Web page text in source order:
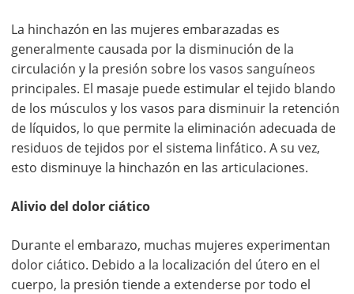
La hinchazón en las mujeres embarazadas es
generalmente causada por la disminución de la
circulación y la presión sobre los vasos sanguíneos
principales. El masaje puede estimular el tejido blando
de los músculos y los vasos para disminuir la retención
de líquidos, lo que permite la eliminación adecuada de
residuos de tejidos por el sistema linfático. A su vez,
esto disminuye la hinchazón en las articulaciones.
Alivio del dolor ciático
Durante el embarazo, muchas mujeres experimentan
dolor ciático. Debido a la localización del útero en el
cuerpo, la presión tiende a extenderse por todo el